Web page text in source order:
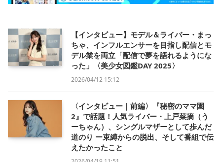
【インタビュー】モデル＆ライバー・まっ
ちゃ、インフルエンサーを目指し配信とモ
デル業を両立「配信で夢を語れるようにな
った」〈美少女図鑑DAY 2025〉
2026/04/12 15:12
〈インタビュー｜前編〉『秘密のママ園
2』で話題！人気ライバー・上戸菜摘（う
ーちゃん）、シングルマザーとして歩んだ
道のり ー束縛からの脱出、そして番組で伝
えたかったこと